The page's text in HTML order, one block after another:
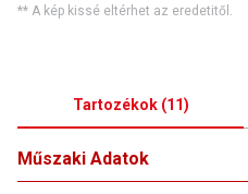
** A kép kissé eltérhet az eredetitől.
Tartozékok(11)
Műszaki Adatok